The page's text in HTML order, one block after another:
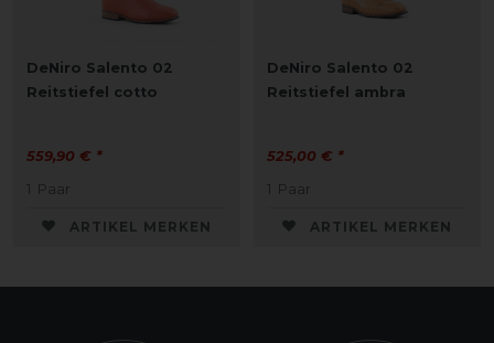
DeNiro Salento 02
Reitstiefel cotto
559,90 € *
1 Paar
ARTIKEL MERKEN
DeNiro Salento 02
Reitstiefel ambra
525,00 € *
1 Paar
ARTIKEL MERKEN